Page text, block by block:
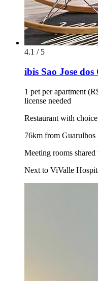
4.1 / 5
ibis Sao Jose
1 pet per apartment
license needed
Restaurant with
76km from
Meeting rooms
Next to ViValle